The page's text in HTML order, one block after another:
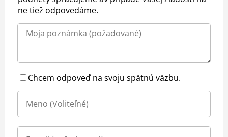
ne tiež odpovedáme.
Chcem odpoveď na svoju spätnú väzbu.